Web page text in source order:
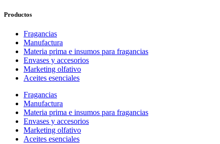
Productos
Fragancias
Manufactura
Materia prima e insumos para fragancias
Envases y accesorios
Marketing olfativo
Aceites esenciales
Fragancias
Manufactura
Materia prima e insumos para fragancias
Envases y accesorios
Marketing olfativo
Aceites esenciales